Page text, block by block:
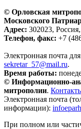
© Орловская
Московского
Адрес: 302023,
Телефон, факс: +7
Электронная почта
sekretar_57@mail.ru.
Время работы:
© Информационно-
митрополии.
Электронная почта
информации):
При полном или